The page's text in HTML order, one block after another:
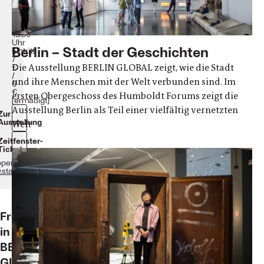
|
10:30
18:30
Uhr
Eintritt:
7
€
/
0
€
[ermäßigt]
mit
Freiflächen
in
BERLIN
Berlin – Stadt der Geschichten
Die Ausstellung BERLIN GLOBAL zeigt, wie die Stadt
und ihre Menschen mit der Welt verbunden sind. Im
ersten Obergeschoss des Humboldt Forums zeigt die
Ausstellung Berlin als Teil einer vielfältig vernetzten
Welt